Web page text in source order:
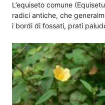
L’equiseto comune
radici antiche, che
i bordi di fossati, prati